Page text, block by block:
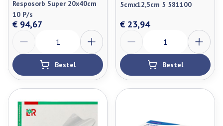
Resposorb Super 20x40cm
10 P/s
€ 94,67
Bestel
5cmx12,5cm 5 581100
€ 23,94
Bestel